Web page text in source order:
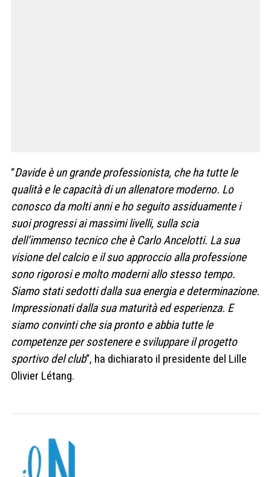
“Davide è un grande professionista, che ha tutte le
qualità e le capacità di un allenatore moderno. Lo
conosco da molti anni e ho seguito assiduamente i
suoi progressi ai massimi livelli, sulla scia
dell’immenso tecnico che è Carlo Ancelotti. La sua
visione del calcio e il suo approccio alla professione
sono rigorosi e molto moderni allo stesso tempo.
Siamo stati sedotti dalla sua energia e determinazione.
Impressionati dalla sua maturità ed esperienza. E
siamo convinti che sia pronto e abbia tutte le
competenze per sostenere e sviluppare il progetto
sportivo del club“, ha dichiarato il presidente del Lille
Olivier Létang.